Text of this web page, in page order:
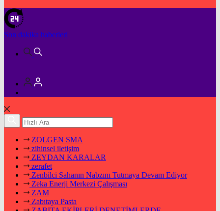
Son dakika haberleri
ZOLGEN SMA
zihinsel iletişim
ZEYDAN KARALAR
zerafet
Zenbilci Sahanın Nabzını Tutmaya Devam Ediyor
Zeka Enerji Merkezi Çalışması
ZAM
Zabıtaya Pasta